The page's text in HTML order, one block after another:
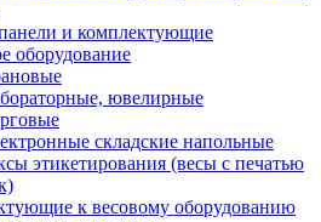
и комплектующие
оборудование
ювелирные
складские напольные
этикетирования (весы с печатью
к весовому оборудованию